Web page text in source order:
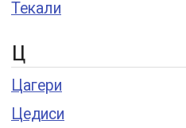
Текали
Ц
Цагери
Цедиси